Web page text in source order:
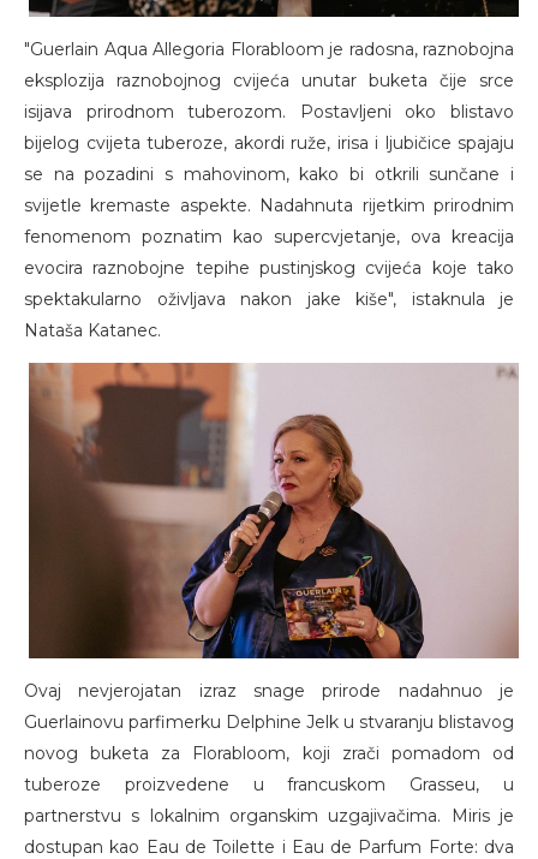
"Guerlain Aqua Allegoria Florabloom je radosna, raznobojna
eksplozija raznobojnog cvijeća unutar buketa čije srce
isijava prirodnom tuberozom. Postavljeni oko blistavo
bijelog cvijeta tuberoze, akordi ruže, irisa i ljubičice spajaju
se na pozadini s mahovinom, kako bi otkrili sunčane i
svijetle kremaste aspekte. Nadahnuta rijetkim prirodnim
fenomenom poznatim kao supercvjetanje, ova kreacija
evocira raznobojne tepihe pustinjskog cvijeća koje tako
spektakularno oživljava nakon jake kiše", istaknula je
Nataša Katanec.
Ovaj nevjerojatan izraz snage prirode nadahnuo je
Guerlainovu parfimerku Delphine Jelk u stvaranju blistavog
novog buketa za Florabloom, koji zrači pomadom od
tuberoze proizvedene u francuskom Grasseu, u
partnerstvu s lokalnim organskim uzgajivačima. Miris je
dostupan kao Eau de Toilette i Eau de Parfum Forte: dva